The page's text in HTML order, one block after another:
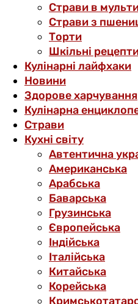
Страви в
Страви з
Торти
Шкільні
Кулінарні лайфхаки
Новини
Здорове харчування
Кулінарна
Страви
Кухні світу
Автентична
Американська
Арабська
Баварська
Грузинська
Європейська
Індійська
Італійська
Китайська
Корейська